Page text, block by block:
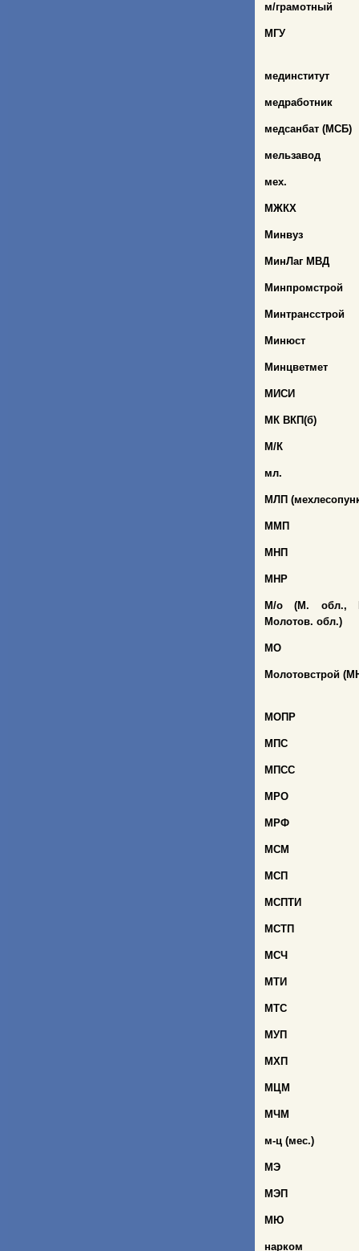
м/грамотный
МГУ
мединститут
медработник
медсанбат (МСБ)
мельзавод
мех.
МЖКХ
Минвуз
МинЛаг МВД
Минпромстрой
Минтрансстрой
Минюст
Минцветмет
МИСИ
МК ВКП(б)
М/К
мл.
МЛП
ММП
МНП
МНР
М/о (М. обл.,
Молотов. обл.)
МО
Молотовстрой
МОПР
МПС
МПСС
МРО
МРФ
МСМ
МСП
МСПТИ
МСТП
МСЧ
МТИ
МТС
МУП
МХП
МЦМ
МЧМ
м-ц (мес.)
МЭ
МЭП
МЮ
нарком